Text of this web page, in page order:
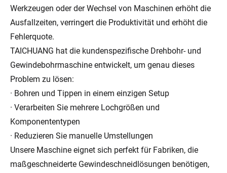
Werkzeugen oder der Wechsel von Maschinen erhöht die
Ausfallzeiten, verringert die Produktivität und erhöht die
Fehlerquote.
TAICHUANG hat die kundenspezifische Drehbohr- und
Gewindebohrmaschine entwickelt, um genau dieses
Problem zu lösen:
· Bohren und Tippen in einem einzigen Setup
· Verarbeiten Sie mehrere Lochgrößen und
Komponententypen
· Reduzieren Sie manuelle Umstellungen
Unsere Maschine eignet sich perfekt für Fabriken, die
maßgeschneiderte Gewindeschneidlösungen benötigen,